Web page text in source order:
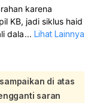
karena
KB, jadi siklus haid
dalam sebulan juga
sekali, atau
dokter kandungan:
5 Agustus, lalu 7
dan lemas, ini
... Lihat Lainnya
di atas
saran